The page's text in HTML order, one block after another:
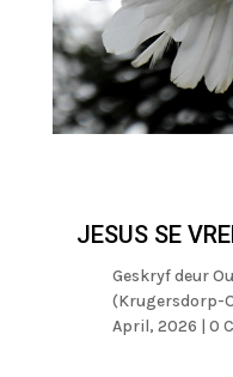
JESUS SE
Geskryf deur
(Krugersdorp-
April, 2026 | 0